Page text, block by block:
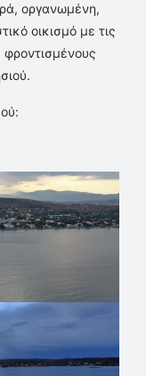
οργανωμένη,
οικισμό με τις
φροντισμένους